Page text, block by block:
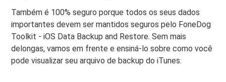
Também é 100% seguro porque todos os seus dados
importantes devem ser mantidos seguros pelo FoneDog
Toolkit - iOS Data Backup and Restore. Sem mais
delongas, vamos em frente e ensiná-lo sobre como você
pode visualizar seu arquivo de backup do iTunes.